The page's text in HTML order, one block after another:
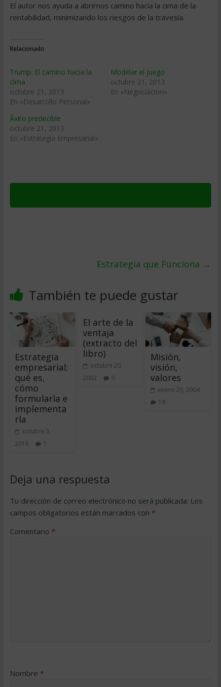
El autor nos ayuda a abrirnos camino hacia la cima de la
rentabilidad, minimizando los riesgos de la travesía.
Relacionado
Trump: El camino hacia la
cima
octubre 21, 2013
En «Desarrollo Personal»
Modelar el juego
octubre 21, 2013
En «Negociacion»
Ãxito predecible
octubre 21, 2013
En «Estrategia Empresarial»
Estrategia que Funciona →
También te puede gustar
Estrategia
empresarial:
qué es,
cómo
formularla e
implementa
rla
octubre 3,
2018
1
El arte de la
ventaja
(extracto del
libro)
octubre 20,
2002
0
Misión,
visión,
valores
enero 20, 2004
19
Deja una respuesta
Tu dirección de correo electrónico no será publicada. Los
campos obligatorios están marcados con *
Comentario *
Nombre *